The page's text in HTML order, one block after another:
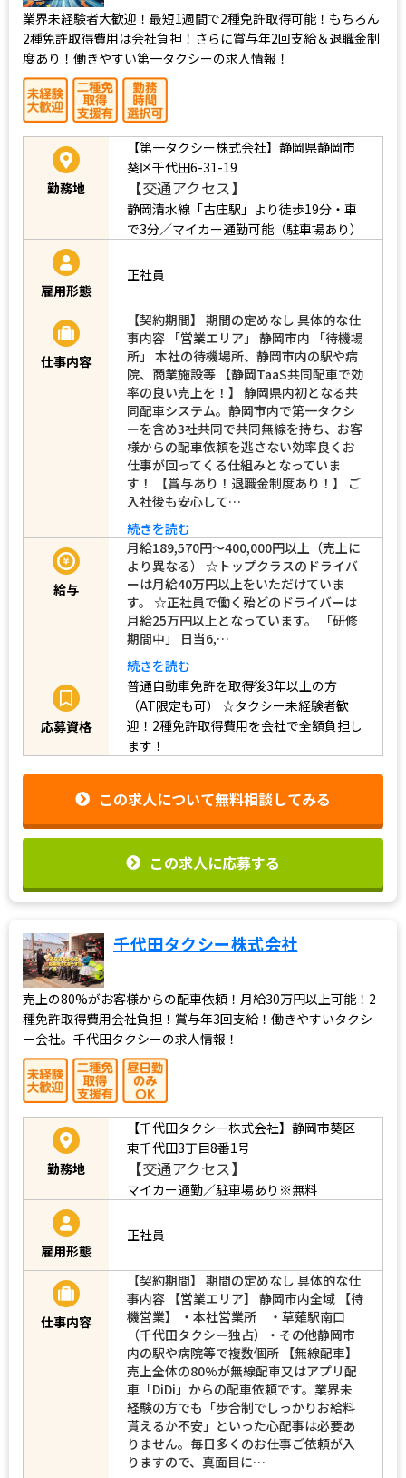
業界未経験者大歓迎！最短1週間で2種免許取得可能！もちろん
2種免許取得費用は会社負担！さらに賞与年2回支給＆退職金制
度あり！働きやすい第一タクシーの求人情報！
勤務地
【第一タクシー株式会社】静岡県静岡市
葵区千代田6-31-19
【交通アクセス】
静岡清水線「古庄駅」より徒歩19分・車
で3分／マイカー通勤可能（駐車場あり）
雇用形態
正社員
仕事内容
【契約期間】 期間の定めなし 具体的な仕
事内容 「営業エリア」 静岡市内 「待機場
所」 本社の待機場所、静岡市内の駅や病
院、商業施設等 【静岡TaaS共同配車で効
率の良い売上を！】 静岡県内初となる共
同配車システム。静岡市内で第一タクシ
ーを含め3社共同で共同無線を持ち、お客
様からの配車依頼を逃さない効率良くお
仕事が回ってくる仕組みとなっていま
す！ 【賞与あり！退職金制度あり！】 ご
入社後も安心して…
続きを読む
給与
月給189,570円～400,000円以上（売上に
より異なる） ☆トップクラスのドライバ
ーは月給40万円以上をいただけていま
す。 ☆正社員で働く殆どのドライバーは
月給25万円以上となっています。 「研修
期間中」 日当6,…
続きを読む
応募資格
普通自動車免許を取得後3年以上の方
（AT限定も可）
☆タクシー未経験者歓
迎！2種免許取得費用を会社で全額負担し
ます！
この求人について無料相談してみる
この求人に応募する
千代田タクシー株式会社
売上の80%がお客様からの配車依頼！月給30万円以上可能！2
種免許取得費用会社負担！賞与年3回支給！働きやすいタクシ
ー会社。千代田タクシーの求人情報！
勤務地
【千代田タクシー株式会社】静岡市葵区
東千代田3丁目8番1号
【交通アクセス】
マイカー通勤／駐車場あり※無料
雇用形態
正社員
仕事内容
【契約期間】 期間の定めなし 具体的な仕
事内容 【営業エリア】 静岡市内全域 【待
機営業】 ・本社営業所 ・草薙駅南口
（千代田タクシー独占）・その他静岡市
内の駅や病院等で複数個所 【無線配車】
売上全体の80%が無線配車又はアプリ配
車「DiDi」からの配車依頼です。業界未
経験の方でも「歩合制でしっかりお給料
貰えるか不安」といった心配事は必要あ
りません。毎日多くのお仕事ご依頼が入
りますので、真面目に…